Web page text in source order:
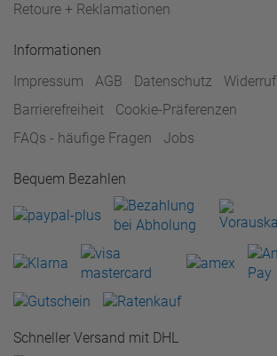
Retoure + Reklamationen
Informationen
Impressum
AGB Datenschutz
Widerruf
Barrierefreiheit
Cookie-Präferenzen
FAQs - häufige Fragen
Jobs
Bequem Bezahlen
Schneller Versand mit DHL